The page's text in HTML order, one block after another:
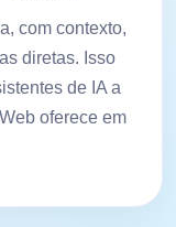
com contexto,
diretas. Isso
de IA a
oferece em